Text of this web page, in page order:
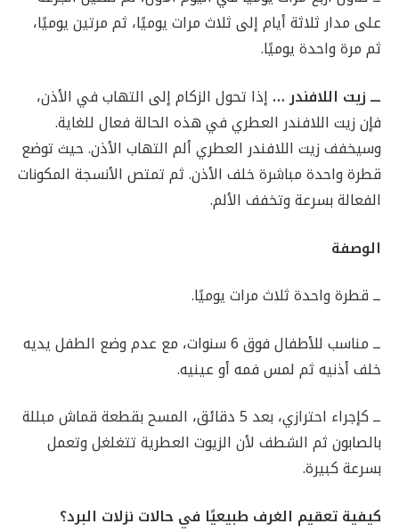
على مدار ثلاثة أيام إلى ثلاث مرات يوميًا، ثم مرتين يوميًا،
ثم مرة واحدة يوميًا.
ـــ زيت اللافندر … إذا تحول الزكام إلى التهاب في الأذن،
فإن زيت اللافندر العطري في هذه الحالة فعال للغاية.
وسيخفف زيت اللافندر العطري ألم التهاب الأذن. حيث توضع
قطرة واحدة مباشرة خلف الأذن. ثم تمتص الأنسجة المكونات
الفعالة بسرعة وتخفف الألم.
الوصفة
ــ قطرة واحدة ثلاث مرات يوميًا.
ــ مناسب للأطفال فوق 6 سنوات، مع عدم وضع الطفل يديه
خلف أذنيه ثم لمس فمه أو عينيه.
ــ كإجراء احترازي، بعد 5 دقائق، المسح بقطعة قماش مبللة
بالصابون ثم الشطف لأن الزيوت العطرية تتغلغل وتعمل
بسرعة كبيرة.
كيفية تعقيم الغرف طبيعيًا في حالات نزلات البرد؟